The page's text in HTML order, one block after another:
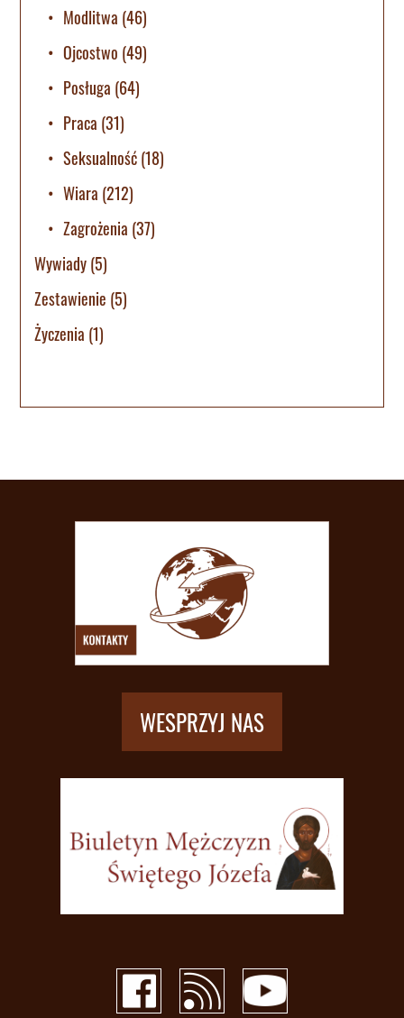
Modlitwa (46)
Ojcostwo (49)
Posługa (64)
Praca (31)
Seksualność(18)
Wiara (212)
Zagrożenia (37)
Wywiady(5)
Zestawienie (5)
Życzenia (1)
WESPRZYJ NAS